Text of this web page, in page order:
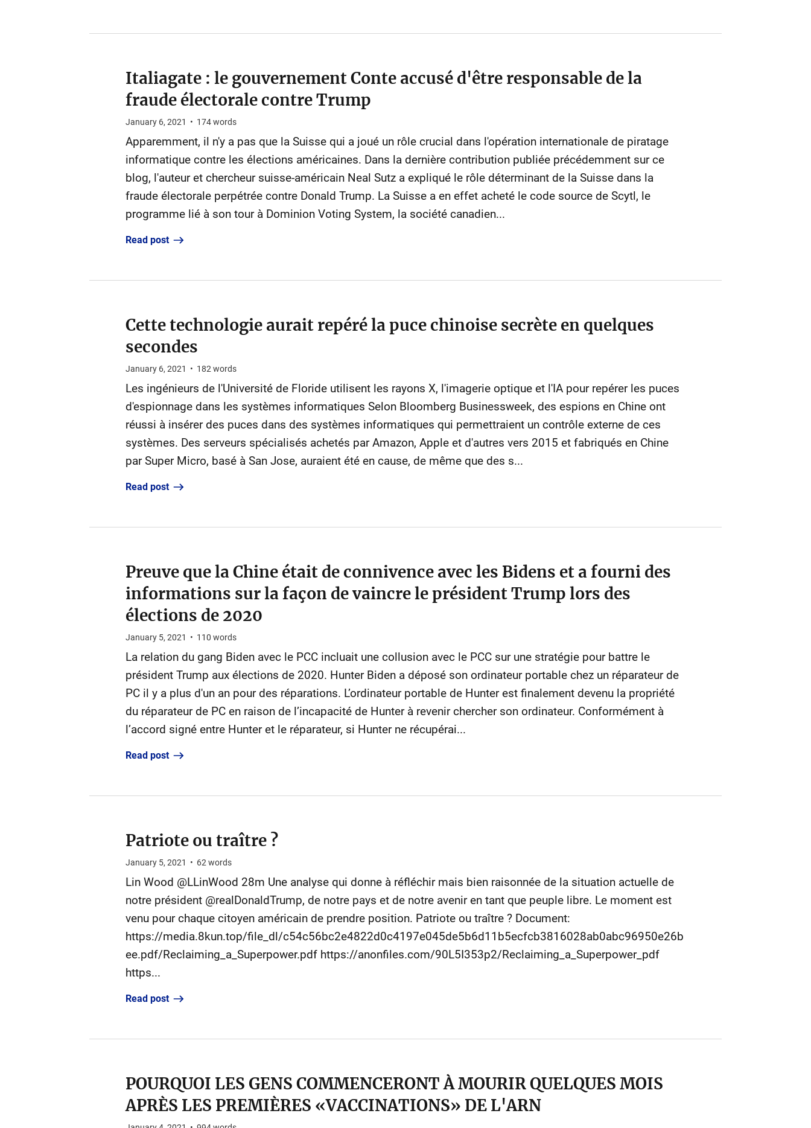
Italiagate : le gouvernement Conte accusé d'être responsable de la
fraude électorale contre Trump
January 6, 2021 • 174words
Apparemment, il n'y a pas que la Suisse qui a joué un rôle crucial dans l'opération internationale de piratage
informatique contre les élections américaines. Dans la dernière contribution publiée précédemment sur ce
blog, l'auteur et chercheur suisse-américain Neal Sutz a expliqué le rôle déterminant de la Suisse dans la
fraude électorale perpétrée contre Donald Trump. La Suisse a en effet acheté le code source de Scytl, le
programme lié à son tour à Dominion Voting System, la société canadien...
Read post
Cette technologie aurait repéré la puce chinoise secrète en quelques
secondes
January 6, 2021 • 182 words
Les ingénieurs de l'Université de Floride utilisent les rayons X, l'imagerie optique et l'IA pour repérer les puces
d'espionnage dans les systèmes informatiques Selon Bloomberg Businessweek, des espions en Chine ont
réussi à insérer des puces dans des systèmes informatiques qui permettraient un contrôle externe de ces
systèmes. Des serveurs spécialisés achetés par Amazon, Apple et d'autres vers 2015 et fabriqués en Chine
par Super Micro, basé à San Jose, auraient été en cause, de même que des s...
Read post
Preuve que la Chine était de connivence avec les Bidens et a fourni des
informations sur la façon de vaincre le président Trump lors des
élections de 2020
January 5, 2021 • 110 words
La relation du gang Biden avec le PCC incluait une collusion avec le PCC sur une stratégie pour battre le
président Trump aux élections de 2020. Hunter Biden a déposé son ordinateur portable chez un réparateur de
PC il y a plus d'un an pour des réparations. L’ordinateur portable de Hunter est finalement devenu la propriété
du réparateur de PC en raison de l’incapacité de Hunter à revenir chercher son ordinateur. Conformément à
l’accord signé entre Hunter et le réparateur, si Hunter ne récupérai...
Read post
Patriote ou traître ?
January 5, 2021 • 62 words
Lin Wood @LLinWood 28m Une analyse qui donne à réfléchir mais bien raisonnée de la situation actuelle de
notre président @realDonaldTrump, de notre pays et de notre avenir en tant que peuple libre. Le moment est
venu pour chaque citoyen américain de prendre position. Patriote ou traître ? Document:
https://media.8kun.top/file_dl/c54c56bc2e4822d0c4197e045de5b6d11b5ecfcb3816028ab0abc96950e26b
ee.pdf/Reclaiming_a_Superpower.pdf https://anonfiles.com/90L5I353p2/Reclaiming_a_Superpower_pdf
https...
Read post
POURQUOI LES GENS COMMENCERONT À MOURIR QUELQUES MOIS
APRÈS LES PREMIÈRES «VACCINATIONS» DE L'ARN